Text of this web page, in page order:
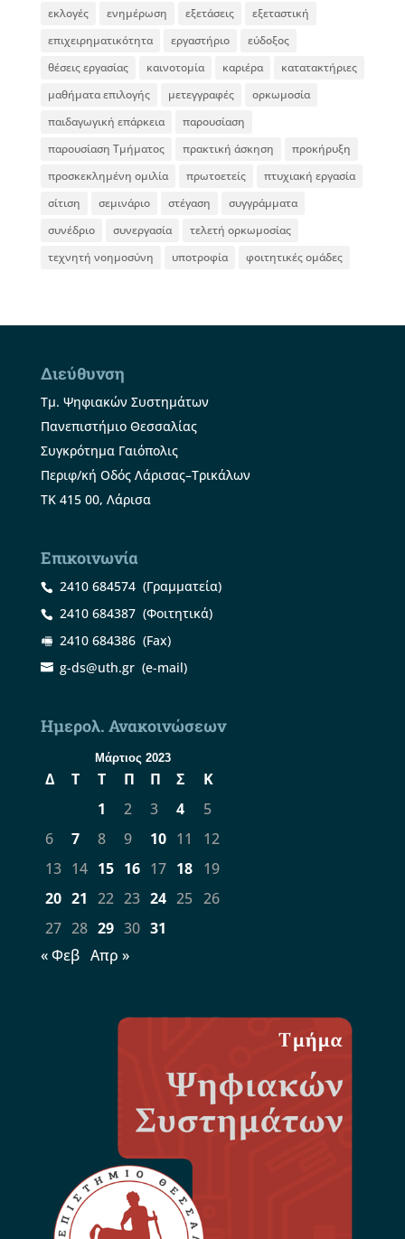
εκλογές
ενημέρωση εξετάσεις
εξεταστική
επιχειρηματικότητα
εργαστήριο
εύδοξος
θέσεις εργασίας
καινοτομία καριέρα
κατατακτήριες
μαθήματα επιλογής
μετεγγραφές
ορκωμοσία
παιδαγωγική επάρκεια
παρουσίαση
παρουσίαση Τμήματος
πρακτική άσκηση
προκήρυξη
προσκεκλημένη ομιλία
πρωτοετείς
πτυχιακή εργασία
σίτιση
σεμινάριο στέγαση
συγγράμματα
συνέδριο
συνεργασία
τελετή ορκωμοσίας
τεχνητή νοημοσύνη
υποτροφία φοιτητικές ομάδες
Διεύθυνση
Τμ. Ψηφιακών Συστημάτων
Πανεπιστήμιο Θεσσαλίας
Συγκρότημα Γαιόπολις
Περιφ/κή Οδός Λάρισας–Τρικάλων
ΤΚ 415 00, Λάρισα
Επικοινωνία
2410 684574(Γραμματεία)
2410 684387(Φοιτητικά)
2410 684386(Fax)
g-ds@uth.gr(e-mail)
Ημερολ. Ανακοινώσεων
Μάρτιος 2023
Δ Τ Τ Π Π Σ
Κ
1
2 3 4
5
6
7 8 9 10 11
12
13 14 15 16 17 18
19
20 21 22 23 24 25 26
27 28 29 30 31
« Φεβ Απρ »